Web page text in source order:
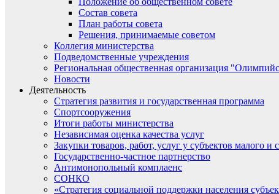
Состав совета
План работы совета
Решения, принимаемые советом
Коллегия министерства
Подведомственные учреждения
Региональная общественная организация
Новости
Деятельность
Стратегия развития и государственная программа
Спортсооружения
Итоги работы министерства
Независимая оценка качества услуг
Закупки товаров, работ, услуг у субъектов малого и
Государственно-частное партнерство
Антимонопольный комплаенс
СОНКО
«Стратегия социальной поддержки населения